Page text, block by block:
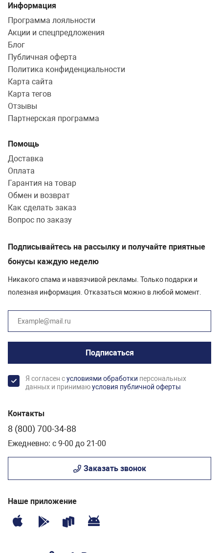
Бежевый
Крышка в комплекте
Нет
Можно использовать в духовке
Съемная ручка
Нет
Форма
Круглая
Ширина формы, см
Диаметр дна, см
Информация
Программа лояльности
Акции и спецпредложения
Блог
Публичная оферта
Политика конфиденциальности
Карта сайта
Карта тегов
Отзывы
Партнерская программа
Помощь
Доставка
Оплата
Гарантия на товар
Обмен и возврат
Как сделать заказ
Вопрос по заказу
Подписывайтесь на рассылку и получайте приятные
бонусы каждую неделю
Никакого спама и навязчивой рекламы. Только подарки и
полезная информация. Отказаться можно в любой момент.
Подписаться
Я согласен сусловиями обработки персональных
данных и принимаюусловия публичной оферты
Контакты
8 (800) 700-34-88
Ежедневно: с 9-00 до 21-00
Заказать звонок
Наше приложение